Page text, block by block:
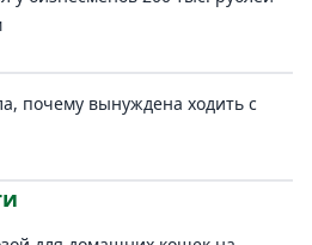
почему вынуждена ходить с